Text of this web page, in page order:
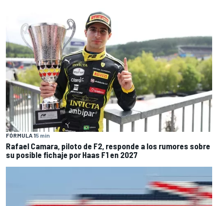
FÓRMULA 15 min
Rafael Camara, piloto de F2, responde a los rumores sobre
su posible fichaje por Haas F1 en 2027